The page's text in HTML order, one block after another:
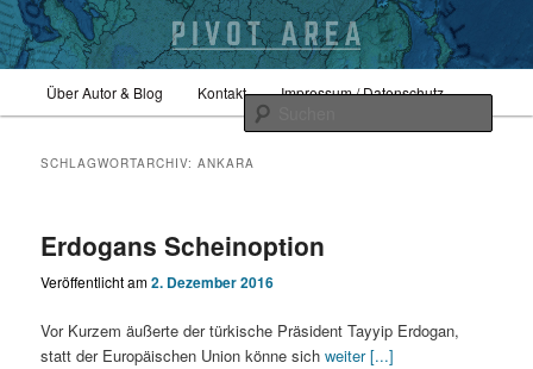
primären
springen
sekundären
springenpivotarea
HauptmenüÜber Autor & Blog Kontakt Impressum / Datenschutz
SCHLAGWORTARCHIV:ANKARA
Erdogans Scheinoption
Veröffentlicht am2. Dezember 2016
Vor Kurzem äußerte der türkische Präsident Tayyip Erdogan,
statt der Europäischen Union könne sichweiter [...]